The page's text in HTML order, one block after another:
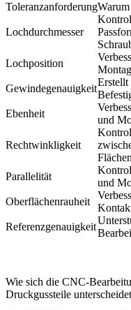
Toleranzanforderung
Lochdurchmesser
Lochposition
Gewindegenauigkeit
Erstellt
Ebenheit
und
Rechtwinkligkeit
Parallelität
und
Oberflächenrauheit
Referenzgenauigkeit
Wie sich die CNC-
Druckgussteile unterscheidet